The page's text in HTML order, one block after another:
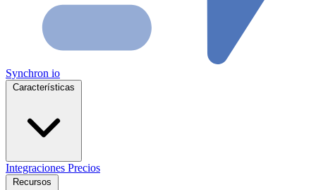
Synchron io
Integraciones Precios